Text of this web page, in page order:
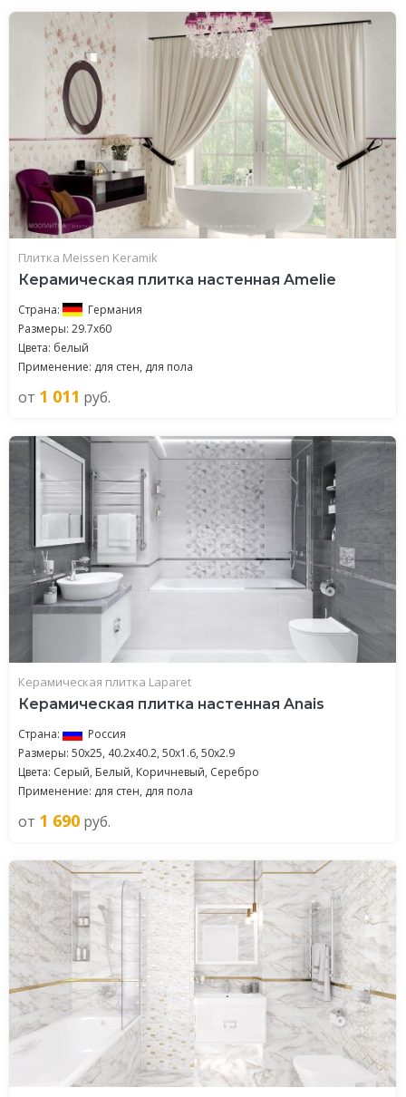
Плитка Meissen Keramik
Керамическая плитка настенная Amelie
Страна:
Германия
Размеры: 29.7x60
Цвета: белый
Применение: для стен, для пола
от 1 011 руб.
Керамическая плитка Laparet
Керамическая плитка настенная Anais
Страна:
Россия
Размеры: 50x25, 40.2x40.2, 50x1.6, 50x2.9
Цвета: Серый, Белый, Коричневый, Серебро
Применение: для стен, для пола
от 1 690 руб.